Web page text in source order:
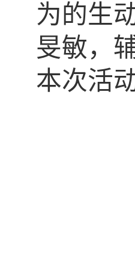
为的生
旻敏，
本次活动